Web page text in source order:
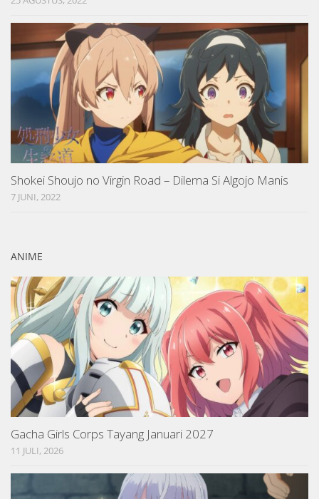
Shokei Shoujo no Virgin Road – Dilema Si Algojo Manis
7 JUNI, 2022
ANIME
Gacha Girls Corps Tayang Januari 2027
11 JULI, 2026